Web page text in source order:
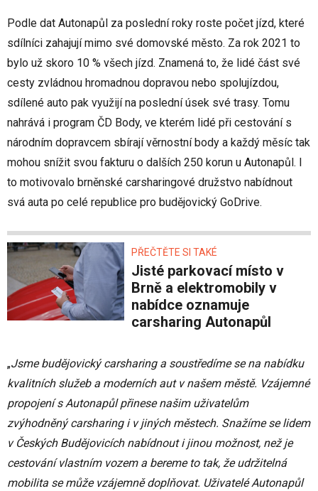
Podle dat Autonapůl za poslední roky roste počet jízd, které
sdílníci zahajují mimo své domovské město. Za rok 2021 to
bylo už skoro 10 % všech jízd. Znamená to, že lidé část své
cesty zvládnou hromadnou dopravou nebo spolujízdou,
sdílené auto pak využijí na poslední úsek své trasy. Tomu
nahrává i program ČD Body, ve kterém lidé při cestování s
národním dopravcem sbírají věrnostní body a každý měsíc tak
mohou snížit svou fakturu o dalších 250 korun u Autonapůl. I
to motivovalo brněnské carsharingové družstvo nabídnout
svá auta po celé republice pro budějovický GoDrive.
PŘEČTĚTE SI TAKÉ
Jisté parkovací místo v
Brně a elektromobily v
nabídce oznamuje
carsharing Autonapůl
„Jsme budějovický carsharing a soustředíme se na nabídku
kvalitních služeb a moderních aut v našem městě. Vzájemné
propojení s Autonapůl přinese našim uživatelům
zvýhodněný carsharing i v jiných městech. Snažíme se lidem
v Českých Budějovicích nabídnout i jinou možnost, než je
cestování vlastním vozem a bereme to tak, že udržitelná
mobilita se může vzájemně doplňovat. Uživatelé Autonapůl